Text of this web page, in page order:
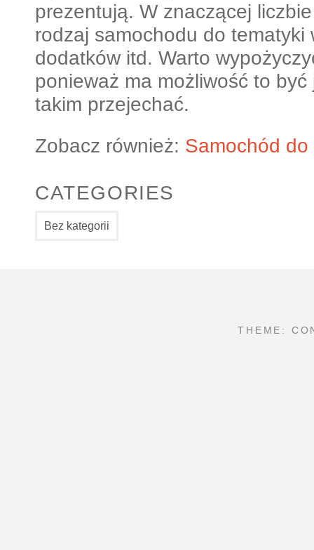
prezentują. W znaczącej
rodzaj samochodu do tematyki
dodatków itd. Warto
ponieważ ma możliwość to
takim przejechać.
Zobacz również: Samochód
CATEGORIES
Bez kategorii
THEME: